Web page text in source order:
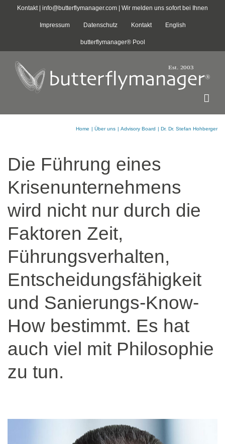
Kontakt | info@butterflymanager.com | Wir melden uns sofort bei Ihnen
Impressum Datenschutz Kontakt English
butterflymanager® Pool
Home Über uns Advisory Board Dr. Dr. Stefan Hohberger
Die Führung eines
Krisenunternehmens
wird nicht nur durch die
Faktoren Zeit,
Führungsverhalten,
Entscheidungsfähigkeit
und Sanierungs-Know-
How bestimmt. Es hat
auch viel mit Philosophie
zu tun.